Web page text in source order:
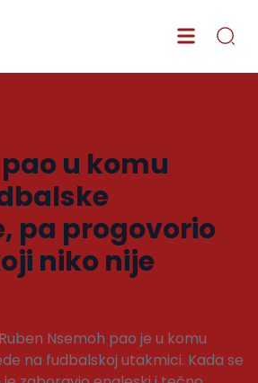
u komu
pa progovorio
niko nije
Nsemoh pao je u komu
na fudbalskoj utakmici. Kada se